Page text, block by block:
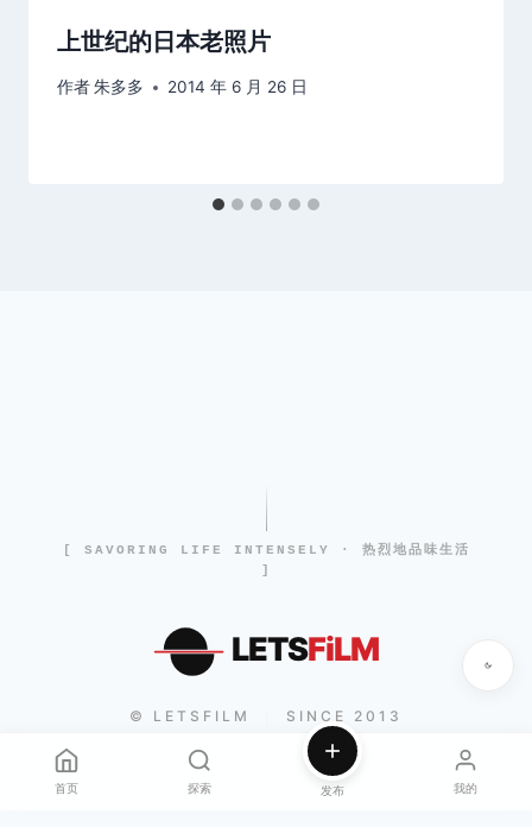
上世纪的日本老照片
作者朱多多 2014 年 6 月 26 日
[ SAVORING LIFE INTENSELY · 热烈地品味生活
]
LETSFiLM
© LETSFILM SINCE 2013
首页 探索 发布 我的